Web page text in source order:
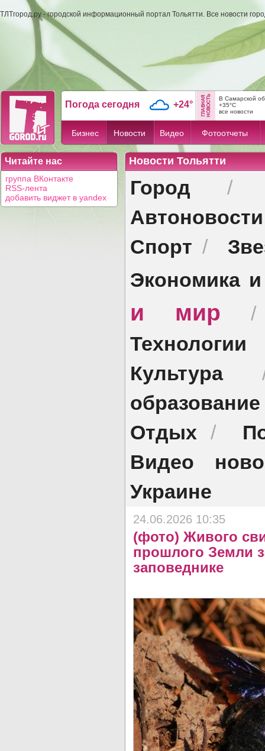
ТЛТгород.ру - городской информационный портал Тольятти. Все новости
Погода сегодня +24°
В Самарской
+35°C
все новости
Бизнес Новости Видео Фотоотчеты
Читайте нас
группа ВКонтакте
RSS-лента
добавить виджет в yandex
Новости Тольятти
Город
Автоновости
Спорт /
Экономика
и мир
Технологии
Культура
образование
Отдых /
Видео
Украине
24.06.2026 10:35
(фото) Живого
прошлого Земли
заповеднике